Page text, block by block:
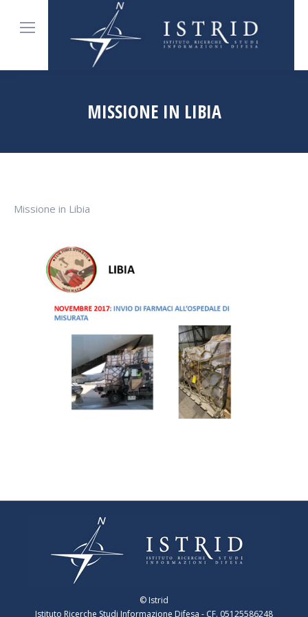
MISSIONE IN LIBIA
Missione in Libia
© Istrid
Istituto Ricerche Studi Informazione Difesa - CF. 05125586248